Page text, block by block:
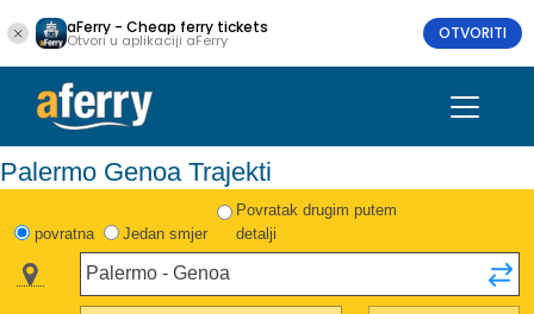
aFerry - Cheap ferry tickets
Otvori u aplikaciji aFerry OTVORITI
Palermo Genoa Trajekti
povratna Jedan smjer
Povratak drugim putem
detalji